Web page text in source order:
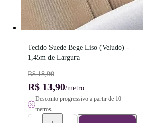
Tecido Suede Bege Liso (Veludo) -
1,45m de Largura
R$ 18,90
R$ 13,90/metro
Desconto progressivo a partir de 10
metros